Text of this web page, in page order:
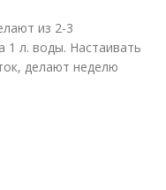
из 2-3
1 л. воды. Настаивать
делают неделю